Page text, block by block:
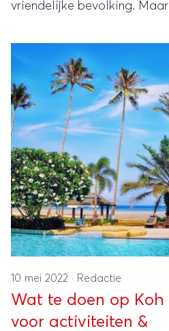
vriendelijke bevolking.
hier onze tips!
10 mei 2022 · Redactie
Wat te doen op Koh
voor activiteiten &